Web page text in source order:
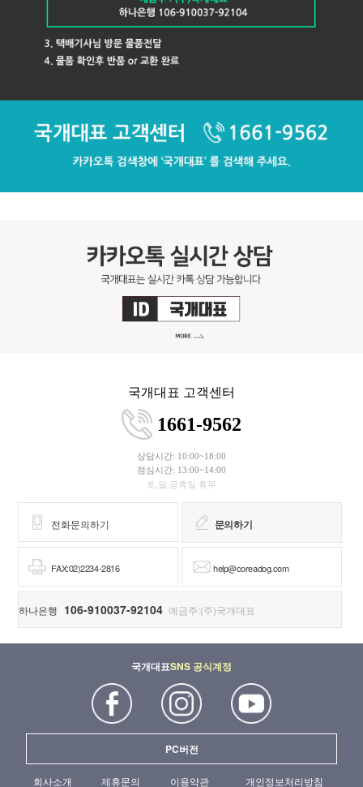
국개대표 고객센터
1661-9562
상담시간: 10:00~18:00
점심시간: 13:00~14:00
토,일,공휴일 휴무
전화문의하기 문의하기
FAX:02)2234-2816 help@coreadog.com
하나은행 106-910037-92104 예금주:(주)국개대표
국개대표SNS 공식계정
PC버전
회사소개 제휴문의 이용약관 개인정보처리방침